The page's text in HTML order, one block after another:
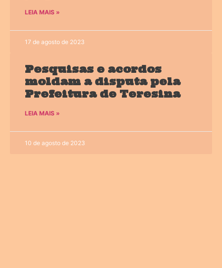
LEIA MAIS »
17 de agosto de 2023
Pesquisas e acordos
moldam a disputa pela
Prefeitura de Teresina
LEIA MAIS »
10 de agosto de 2023